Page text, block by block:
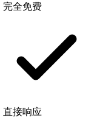
完全免费
直接响应